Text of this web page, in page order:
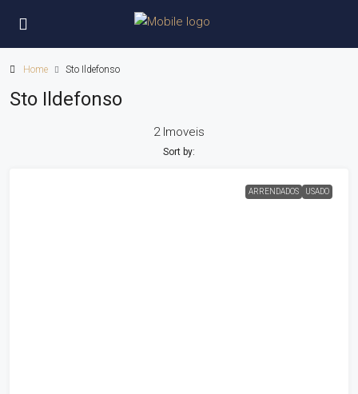
Home Sto Ildefonso
Sto Ildefonso
2 Imoveis
Sort by:
ARRENDADOS USADO